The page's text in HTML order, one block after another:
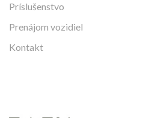
Príslušenstvo
Prenájom vozidiel
Kontakt